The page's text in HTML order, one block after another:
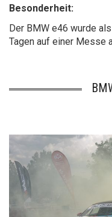
Besonderheit:
Der BMW e46 wurde
Tagen auf einer Messe